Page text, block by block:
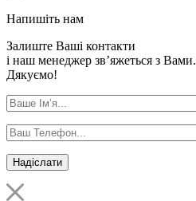
Напишіть нам
Залиште Ваші контакти
і наш менеджер зв’яжеться з Вами.
Дякуємо!